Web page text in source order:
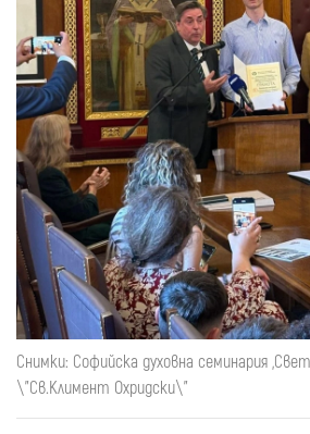
Снимки: Софийска духовна семинария
\"Св.Климент Охридски\"